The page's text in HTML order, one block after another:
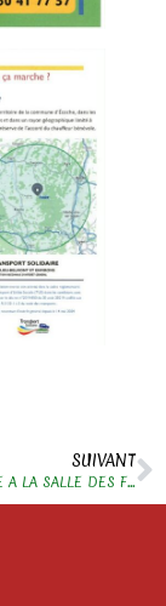
SUIVANT
TROC DU LIVRE A LA SALLE DES FÊTES D’ÉCOCHE LE 19 OCTOBRE